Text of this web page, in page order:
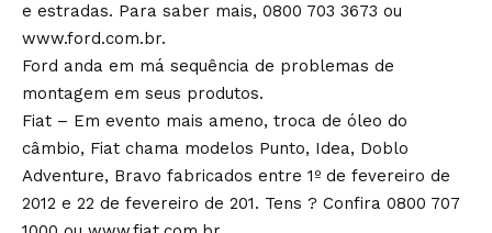
e estradas. Para saber mais, 0800 703 3673 ou
www.ford.com.br.
Ford anda em má sequência de problemas de
montagem em seus produtos.
Fiat – Em evento mais ameno, troca de óleo do
câmbio, Fiat chama modelos Punto, Idea, Doblo
Adventure, Bravo fabricados entre 1º de fevereiro de
2012 e 22 de fevereiro de 201. Tens ? Confira 0800 707